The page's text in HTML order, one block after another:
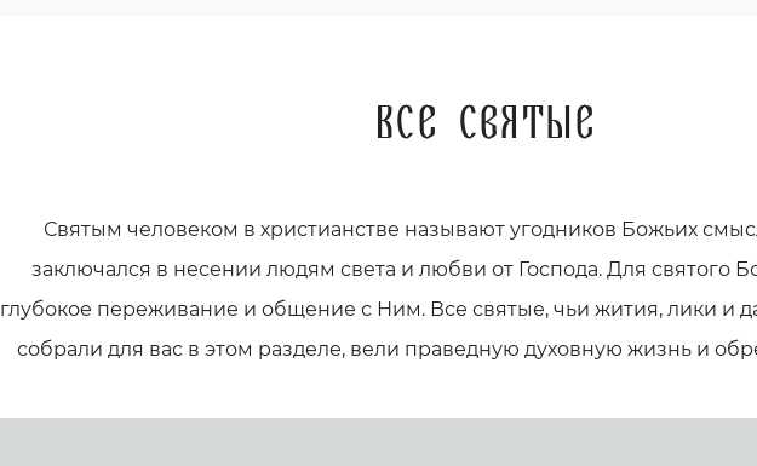
Все святые
Святым человеком в христианстве называют угодников Божьих
заключался в несении людям света и любви от Господа. Для святого
глубокое переживание и общение с Ним. Все святые, чьи жития, лики и
собрали для вас в этом разделе, вели праведную духовную жизнь и